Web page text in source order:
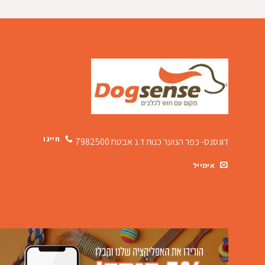
דוגסנס- כפר הנוער כנותד.נ אבטח 7982500 חייגו
אימייל